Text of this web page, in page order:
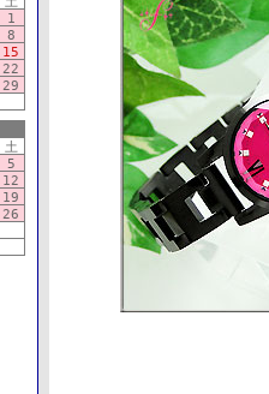
1
8
15
22
29
土
5
12
19
26